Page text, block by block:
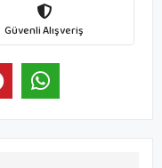
Güvenli Alışveriş